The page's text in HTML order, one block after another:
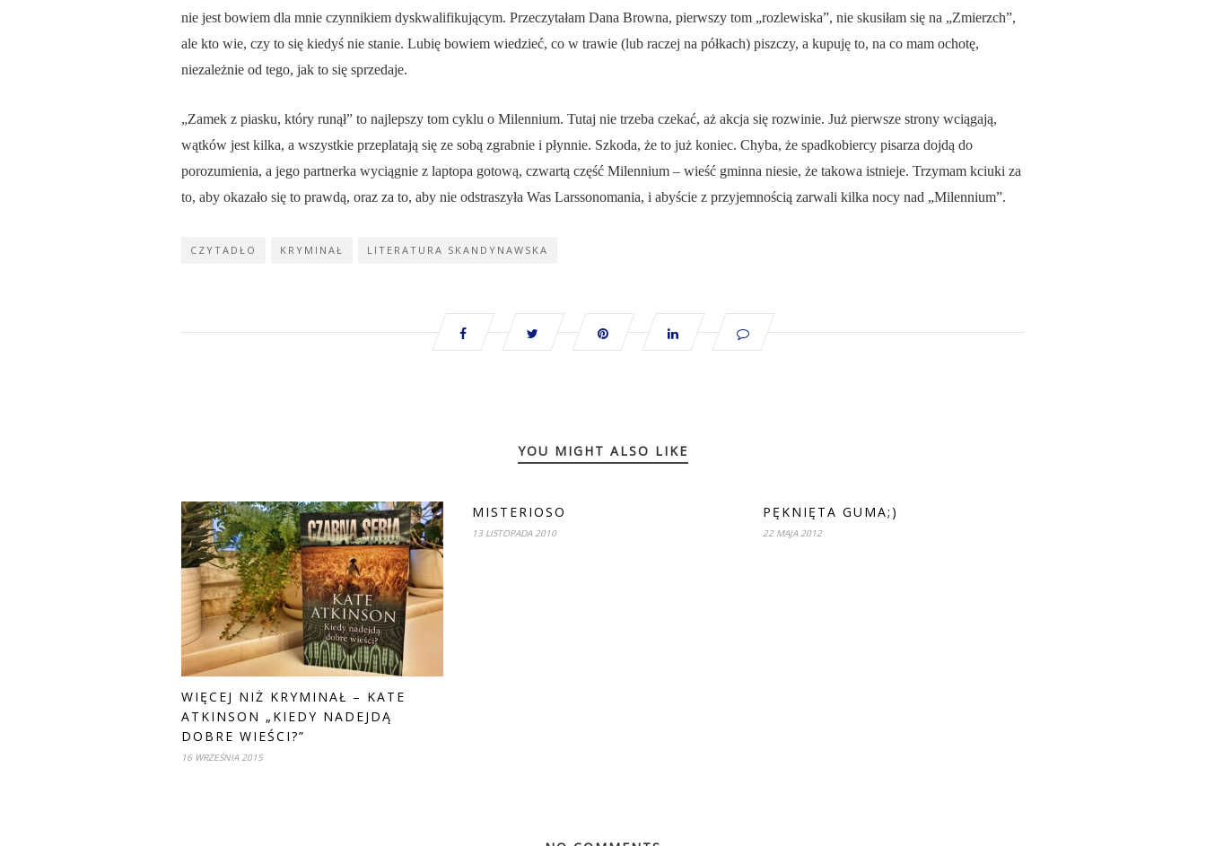
nie jest bowiem dla mnie czynnikiem dyskwalifikującym. Przeczytałam Dana Browna, pierwszy tom „rozlewiska”, nie skusiłam się na „Zmierzch”,
ale kto wie, czy to się kiedyś nie stanie. Lubię bowiem wiedzieć, co w trawie (lub raczej na półkach) piszczy, a kupuję to, na co mam ochotę,
niezależnie od tego, jak to się sprzedaje.
„Zamek z piasku, który runął” to najlepszy tom cyklu o Milennium. Tutaj nie trzeba czekać, aż akcja się rozwinie. Już pierwsze strony wciągają,
wątków jest kilka, a wszystkie przeplatają się ze sobą zgrabnie i płynnie. Szkoda, że to już koniec. Chyba, że spadkobiercy pisarza dojdą do
porozumienia, a jego partnerka wyciągnie z laptopa gotową, czwartą część Milennium – wieść gminna niesie, że takowa istnieje. Trzymam kciuki za
to, aby okazało się to prawdą, oraz za to, aby nie odstraszyła Was Larssonomania, i abyście z przyjemnością zarwali kilka nocy nad „Milennium”.
CZYTADŁO KRYMINAŁ LITERATURA SKANDYNAWSKA
YOU MIGHT ALSO LIKE
WIĘCEJ NIŻ KRYMINAŁ – KATE
ATKINSON „KIEDY NADEJDĄ
DOBRE WIEŚCI?”
16 WRZEŚNIA 2015
MISTERIOSO
13 LISTOPADA 2010
PĘKNIĘTA GUMA;)
22 MAJA 2012